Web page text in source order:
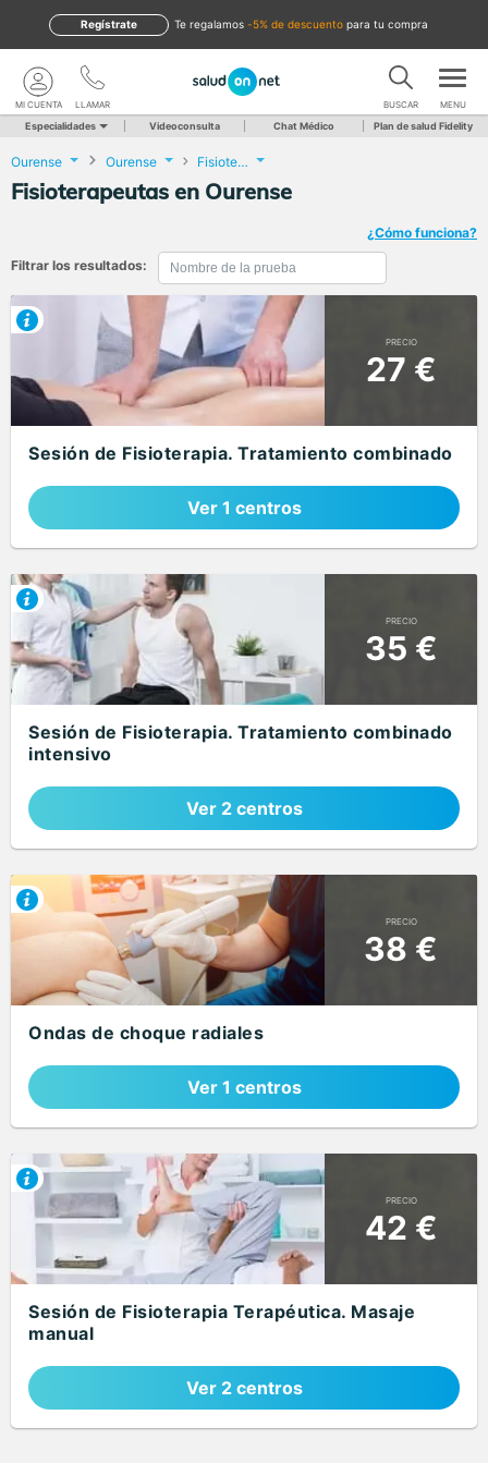
te regalamos -5% de descuento para tu compra
Regístrate
LLAMAR
MI CUENTA BUSCAR MENU
Especialidades Videoconsulta Chat Médico Plan de salud Fidelity
Ourense Ourense Fisioterapia
Fisioterapeutas en Ourense
¿Cómo funciona?
Filtrar los resultados:
PRECIO
27 €
Sesión de Fisioterapia. Tratamiento combinado
Ver 1 centros
PRECIO
35 €
Sesión de Fisioterapia. Tratamiento combinado
intensivo
Ver 2 centros
PRECIO
38 €
Ondas de choque radiales
Ver 1 centros
PRECIO
42 €
Sesión de Fisioterapia Terapéutica. Masaje
manual
Ver 2 centros